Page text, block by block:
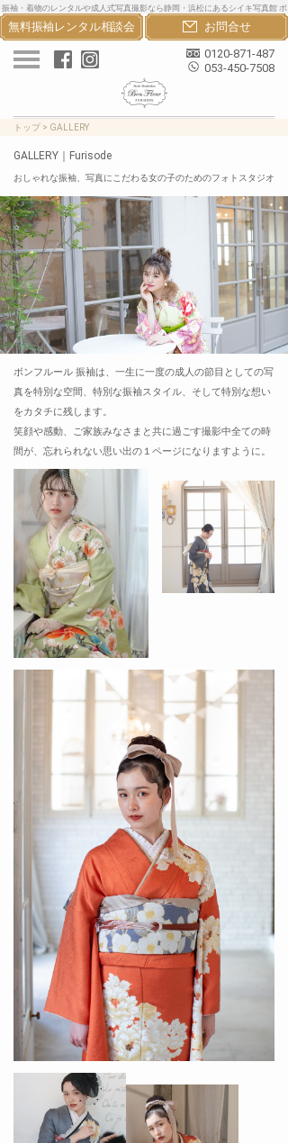
振袖・着物のレンタルや成人式写真撮影なら静岡・浜松にあるシイキ写真館 ボ
ンフルール振袖へ。おしゃれな振袖・着物・卒業袴のレンタルと成人式写真撮
影で一生の思い出を
0120-871-487
053-450-7508
お問合せ
無料振袖レンタル相談会
トップ > GALLERY
GALLERY｜Furisode
おしゃれな振袖、写真にこだわる女の子のためのフォトスタジオ
ボンフルール 振袖は、一生に一度の成人の節目としての写
真を特別な空間、特別な振袖スタイル、そして特別な想い
をカタチに残します。
笑顔や感動、ご家族みなさまと共に過ごす撮影中全ての時
間が、 忘れられない思い出の１ページになりますように。